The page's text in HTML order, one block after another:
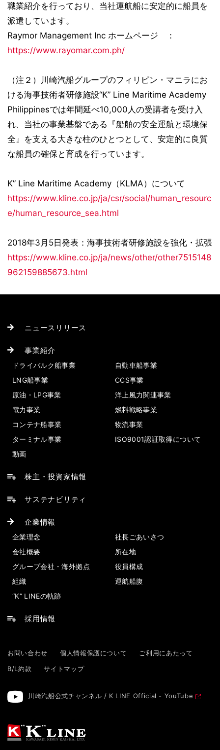
職業紹介を行っており、当社運航船に安定的に船員を
派遣しています。
Raymor Management Inc ホームページ ：
https://www.rayomar.com.ph/
（注２）川崎汽船グループのフィリピン・マニラにお
ける海事技術者研修施設“K” Line Maritime Academy
Philippinesでは年間延べ10,000人の受講者を受け入
れ、当社の事業基盤である『船舶の安全運航と環境保
全』を支える大きな柱のひとつとして、安定的に良質
な船員の確保と育成を行っています。
K” Line Maritime Academy（KLMA）について
https://www.kline.co.jp/ja/csr/social/human_resourc
e/human_resource_sea.html
2018年3月5日発表：海事技術者研修施設を強化・拡張
https://www.kline.co.jp/ja/news/other/other7515148
962159885673.html
ニュースリリース
事業紹介
ドライバルク船事業
自動車船事業
LNG船事業
CCS事業
原油・LPG事業
洋上風力関連事業
電力事業
燃料戦略事業
コンテナ船事業
物流事業
ターミナル事業
ISO9001認証取得について
動画
株主・投資家情報
サステナビリティ
企業情報
企業理念
社長ごあいさつ
会社概要
所在地
グループ会社・海外拠点
役員構成
組織
運航船腹
“K” LINEの軌跡
採用情報
お問い合わせ 個人情報保護について
ご利用にあたって
B/L約款
サイトマップ
川崎汽船公式チャンネル / K LINE Official - YouTube